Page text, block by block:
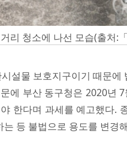
리 청소에 나선 모습(출처:
설물 보호지구이기 때문에
에 부산 동구청은 2020년
한다며 과세를 예고했다.
등 불법으로 용도를 변경